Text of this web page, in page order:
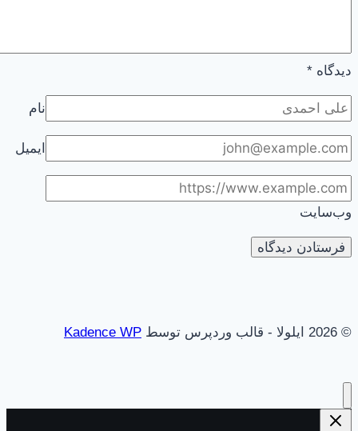
دیدگاه *
نام
ایمیل
وب‌سایت
© 2026 ایلولا - قالب وردپرس توسط Kadence WP